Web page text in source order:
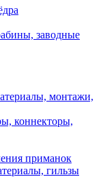
заводные
монтажи,
коннекторы,
приманок
гильзы